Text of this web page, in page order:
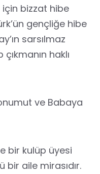
bizzat hibe
gençliğe hibe
sarsılmaz
haklı
ve Babaya
bir kulüp üyesi
bir aile mirasıdır.